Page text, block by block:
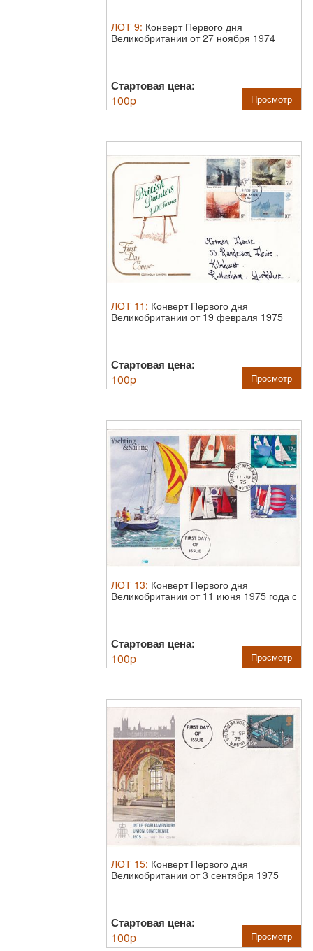
ЛОТ 9: Конверт Первого дня
Великобритании от 27 ноября 1974
Стартовая цена:
100p Просмотр
ЛОТ 11 : Конверт Первого дня
Великобритании от 19 февраля 1975
Стартовая цена:
100p Просмотр
ЛОТ 13: Конверт Первого дня
Великобритании от 11 июня 1975 года с
Стартовая цена:
100p Просмотр
ЛОТ 15: Конверт Первого дня
Великобритании от 3 сентября 1975
Стартовая цена:
100p Просмотр